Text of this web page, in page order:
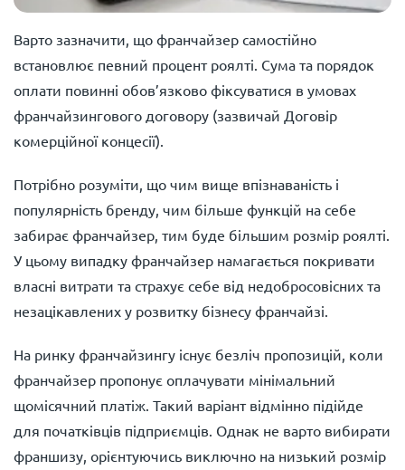
Варто зазначити, що франчайзер самостійно
встановлює певний процент роялті. Сума та порядок
оплати повинні обов’язково фіксуватися в умовах
франчайзингового договору (зазвичай Договір
комерційної концесії).
Потрібно розуміти, що чим вище впізнаваність і
популярність бренду, чим більше функцій на себе
забирає франчайзер, тим буде більшим розмір роялті.
У цьому випадку франчайзер намагається покривати
власні витрати та страхує себе від недобросовісних та
незацікавлених у розвитку бізнесу франчайзі.
На ринку франчайзингу існує безліч пропозицій, коли
франчайзер пропонує оплачувати мінімальний
щомісячний платіж. Такий варіант відмінно підійде
для початківців підприємців. Однак не варто вибирати
франшизу, орієнтуючись виключно на низький розмір